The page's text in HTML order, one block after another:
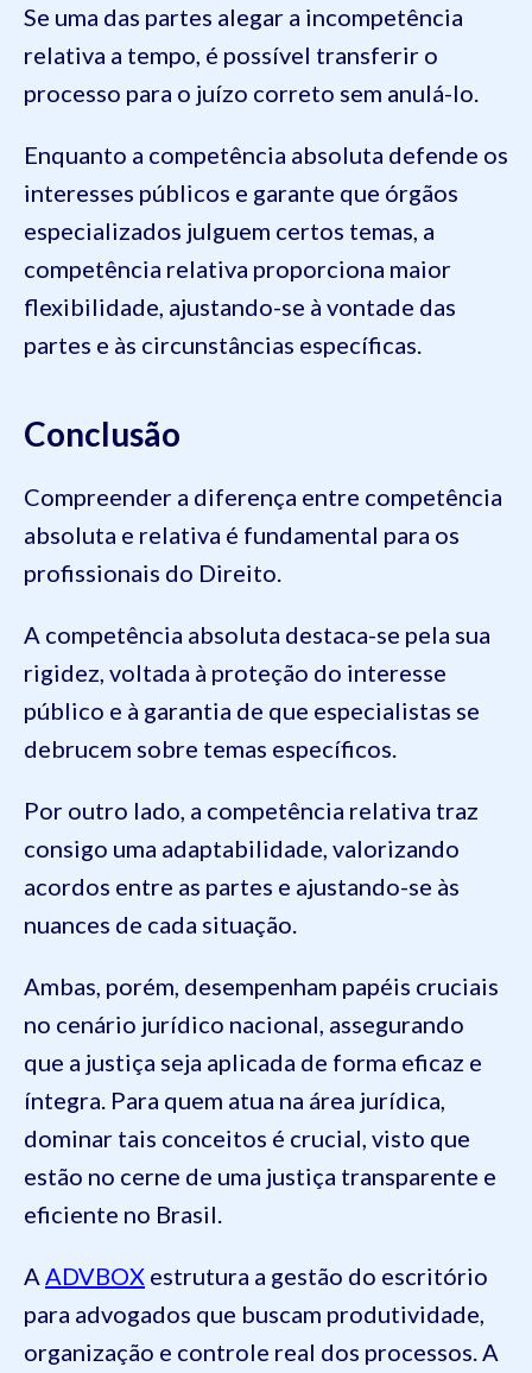
Se uma das partes alegar a incompetência
relativa a tempo, é possível transferir o
processo para o juízo correto sem anulá-lo.
Enquanto a competência absoluta defende os
interesses públicos e garante que órgãos
especializados julguem certos temas, a
competência relativa proporciona maior
flexibilidade, ajustando-se à vontade das
partes e às circunstâncias específicas.
Conclusão
Compreender a diferença entre competência
absoluta e relativa é fundamental para os
profissionais do Direito.
A competência absoluta destaca-se pela sua
rigidez, voltada à proteção do interesse
público e à garantia de que especialistas se
debrucem sobre temas específicos.
Por outro lado, a competência relativa traz
consigo uma adaptabilidade, valorizando
acordos entre as partes e ajustando-se às
nuances de cada situação.
Ambas, porém, desempenham papéis cruciais
no cenário jurídico nacional, assegurando
que a justiça seja aplicada de forma eficaz e
íntegra. Para quem atua na área jurídica,
dominar tais conceitos é crucial, visto que
estão no cerne de uma justiça transparente e
eficiente no Brasil.
A ADVBOX estrutura a gestão do escritório
para advogados que buscam produtividade,
organização e controle real dos processos. A